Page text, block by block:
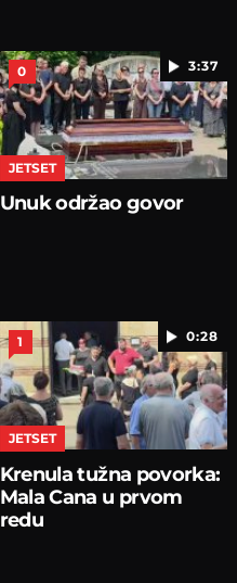
3:37
0
JETSET
Unuk održao govor
0:28
1
JETSET
Krenula tužna povorka:
Mala Cana u prvom
redu